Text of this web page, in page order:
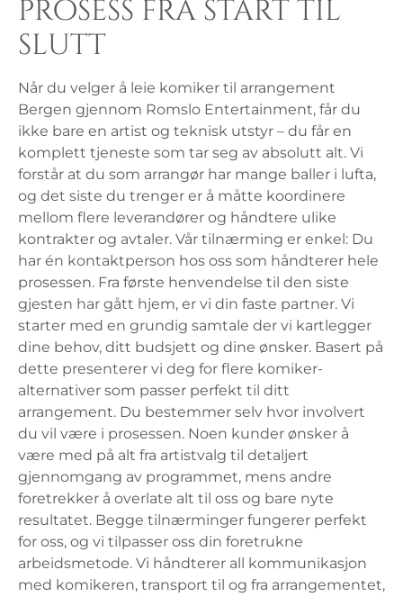
prosess fra start til
slutt
Når du velger å leie komiker til arrangement
Bergen gjennom Romslo Entertainment, får du
ikke bare en artist og teknisk utstyr – du får en
komplett tjeneste som tar seg av absolutt alt. Vi
forstår at du som arrangør har mange baller i lufta,
og det siste du trenger er å måtte koordinere
mellom flere leverandører og håndtere ulike
kontrakter og avtaler. Vår tilnærming er enkel: Du
har én kontaktperson hos oss som håndterer hele
prosessen. Fra første henvendelse til den siste
gjesten har gått hjem, er vi din faste partner. Vi
starter med en grundig samtale der vi kartlegger
dine behov, ditt budsjett og dine ønsker. Basert på
dette presenterer vi deg for flere komiker-
alternativer som passer perfekt til ditt
arrangement. Du bestemmer selv hvor involvert
du vil være i prosessen. Noen kunder ønsker å
være med på alt fra artistvalg til detaljert
gjennomgang av programmet, mens andre
foretrekker å overlate alt til oss og bare nyte
resultatet. Begge tilnærminger fungerer perfekt
for oss, og vi tilpasser oss din foretrukne
arbeidsmetode. Vi håndterer all kommunikasjon
med komikeren, transport til og fra arrangementet,